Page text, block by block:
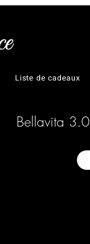
Liste de cadeaux
Bellavita 3.0